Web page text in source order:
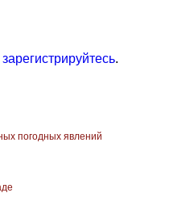
зарегистрируйтесь.
погодных явлений